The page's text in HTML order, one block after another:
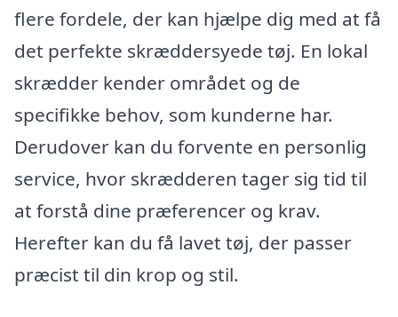
flere fordele, der kan hjælpe dig med at få
det perfekte skræddersyede tøj. En lokal
skrædder kender området og de
specifikke behov, som kunderne har.
Derudover kan du forvente en personlig
service, hvor skrædderen tager sig tid til
at forstå dine præferencer og krav.
Herefter kan du få lavet tøj, der passer
præcist til din krop og stil.